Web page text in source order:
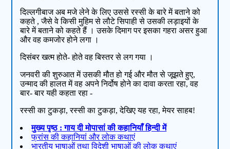
दिल्लगीबाज अब मजे लेने के लिए उससे रस्सी के बारे में बताने को
कहते , जैसे वे किसी मुहिम से लौटे सिपाही से उसकी लड़ाइयों के
बारे में बताने को कहते हैं । उसके दिमाग पर इसका गहरा असर हुआ
और वह कमजोर होने लगा ।
दिसंबर खत्म होते- होते वह बिस्तर से लग गया ।
जनवरी की शुरुआत में उसकी मौत हो गई और मौत से जूझते हुए,
उन्माद की हालत में वह अपने निर्दोष होने का दावा करता रहा, वह
बार- बार यही कहता रहा -
रस्सी का टुकड़ा, रस्सी का टुकड़ा, देखिए यह रहा, मेयर साहब!
मुख्य पृष्ठ : गाय दी मोपासां की कहानियाँ हिन्दी में
फ्रांस की कहानियां और लोक कथाएं
भारतीय भाषाओं तथा विदेशी भाषाओं की लोक कथाएं